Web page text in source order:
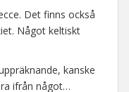
Det finns också
Något keltiskt
kanske
ifrån något…